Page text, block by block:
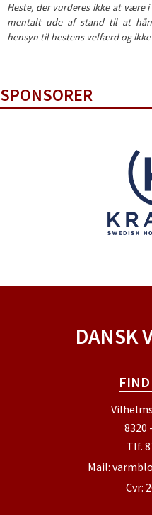
Heste, der vurderes ikke at være
mentalt ude af stand til at
hensyn til hestens velfærd og
SPONSORER
DANSK
FIND
8320
Tlf.
Mail:
Cvr: